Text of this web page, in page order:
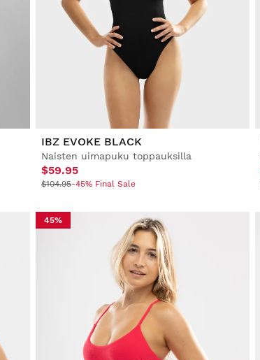
IBZ EVOKE BLACK
Naisten uimapuku toppauksilla
$59.95
$104.95-45% Final Sale
45%